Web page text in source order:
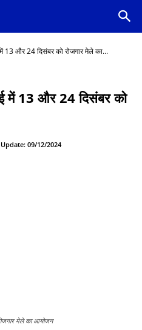
13 और 24 दिसंबर को रोजगार मेले का...
में 13 और 24 दिसंबर को
Update: 09/12/2024
मेले का आयोजन